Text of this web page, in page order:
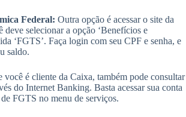
Federal: Outra opção é acessar o site da
selecionar a opção ‘Benefícios e
‘FGTS’. Faça login com seu CPF e senha, e
saldo.
você é cliente da Caixa, também pode consultar
do Internet Banking. Basta acessar sua conta
FGTS no menu de serviços.